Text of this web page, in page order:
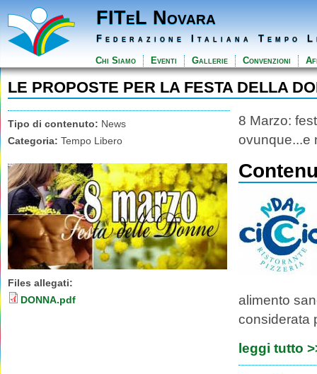
FITeL Novara
Federazione Italiana Tempo
Chi Siamo Eventi Gallerie Convenzioni
LE PROPOSTE PER LA FESTA DELLA
Tipo di contenuto: News
Categoria: Tempo Libero
Files allegati:
DONNA.pdf
8 Marzo:
ovunque...e
alimento
considerata
leggi tutto